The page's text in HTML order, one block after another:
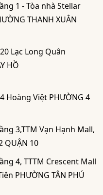
1 - Tòa nhà Stellar
THANH XUÂN
Lạc Long Quân
HỒ
Hoàng Việt PHƯỜNG 4
3,TTM Vạn Hạnh Mall,
QUẬN 10
4, TTTM Crescent Mall
PHƯỜNG TÂN PHÚ